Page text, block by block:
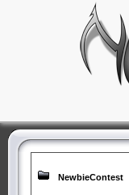
NewbieContest